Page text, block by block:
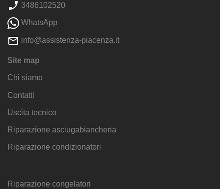
3486102520
WhatsApp
info@assistenza-piacenza.it
Site map
Chi siamo
Contatti
Uscita tecnico
Riparazione asciugabiancheria
Riparazione condizionatori
Riparazione congelatori